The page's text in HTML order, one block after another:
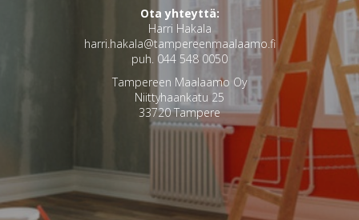
Ota yhteyttä:
Harri Hakala
harri.hakala@tampereenmaalaamo.fi
puh. 044 548 0050
Tampereen Maalaamo Oy
Niittyhaankatu 25
33720 Tampere